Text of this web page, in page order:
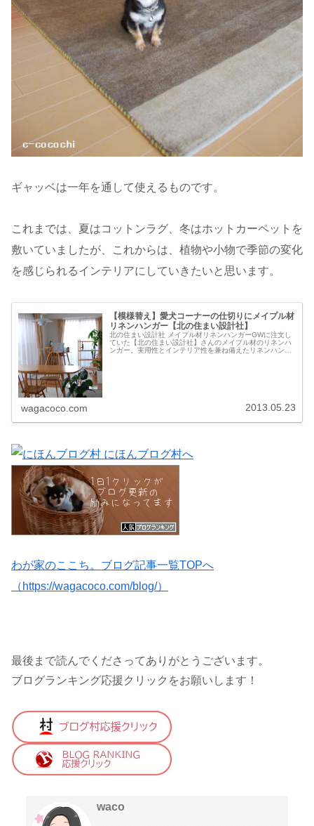
ギャッベは一年を通して使えるものです。
これまでは、夏はコットンラグ、冬はホットカーペットを
敷いていましたが、これからは、植物や小物で季節の変化
を感じられるインテリアにしていきたいと思います。
【模様替え】愛犬コーナーの仕切りにメイプル材
リネンハンガー【北の住まい設計社】
北の住まい設計社 メイプル材リネンハンガーGWに注文し
ていた【北の住まい設計社】さんのメイプル材のリネンハ
ンガー。実用性とインテリア性を兼ね備えたリネンハンガ
wagacoco.com 2013.05.23
わが家のここち。ブログ記事一覧TOPへ
（https://wagacoco.com/blog/）
最後まで読んでくださってありがとうございます。
ブログランキング応援クリックをお願いします！
waco